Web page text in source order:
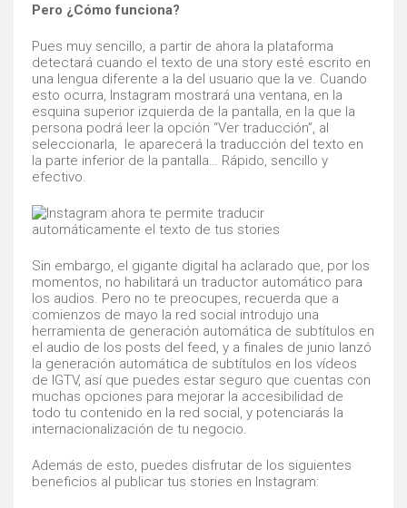
Pero ¿Cómo funciona?
Pues muy sencillo, a partir de ahora la plataforma
detectará cuando el texto de una story esté escrito en
una lengua diferente a la del usuario que la ve. Cuando
esto ocurra, Instagram mostrará una ventana, en la
esquina superior izquierda de la pantalla, en la que la
persona podrá leer la opción “Ver traducción”, al
seleccionarla, le aparecerá la traducción del texto en
la parte inferior de la pantalla… Rápido, sencillo y
efectivo.
Sin embargo, el gigante digital ha aclarado que, por los
momentos, no habilitará un traductor automático para
los audios. Pero no te preocupes, recuerda que a
comienzos de mayo la red social introdujo una
herramienta de generación automática de subtítulos en
el audio de los posts del feed, y a finales de junio lanzó
la generación automática de subtítulos en los vídeos
de IGTV, así que puedes estar seguro que cuentas con
muchas opciones para mejorar la accesibilidad de
todo tu contenido en la red social, y potenciarás la
internacionalización de tu negocio.
Además de esto, puedes disfrutar de los siguientes
beneficios al publicar tus stories en Instagram: